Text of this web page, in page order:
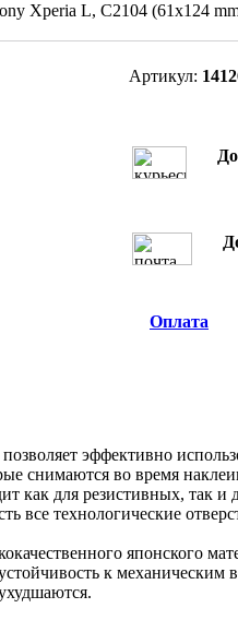
Xperia L, C2104 (61x124
Артикул:
Оплата
эффективно
снимаются во время
как для резистивных, так
все технологические
японского
к механическим